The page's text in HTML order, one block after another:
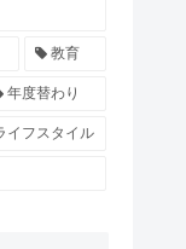
教育
年度替わり
イフスタイル